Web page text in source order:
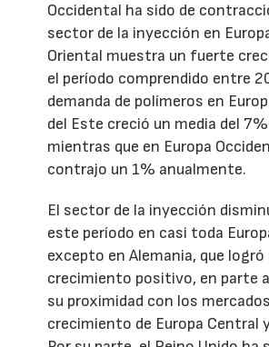
Occidental ha sido de
sector de la inyección en
Oriental muestra un fuerte
el período comprendido entre
demanda de polímeros en
del Este creció un media del
mientras que en Europa
contrajo un 1% anualmente.
El sector de la inyección
este período en casi toda
excepto en Alemania, que
crecimiento positivo, en parte
su proximidad con los
crecimiento de Europa Central